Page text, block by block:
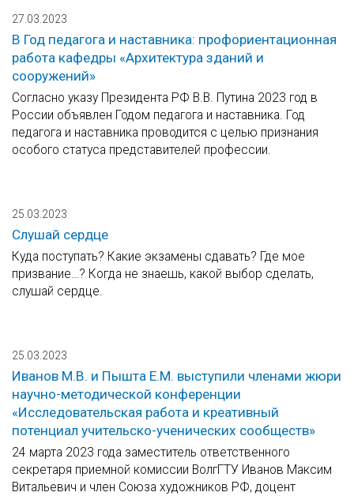
27.03.2023
В Год педагога и наставника: профориентационная
работа кафедры «Архитектура зданий и
сооружений»
Согласно указу Президента РФ В.В. Путина 2023 год в
России объявлен Годом педагога и наставника. Год
педагога и наставника проводится с целью признания
особого статуса представителей профессии.
25.03.2023
Слушай сердце
Куда поступать? Какие экзамены сдавать? Где мое
призвание…? Когда не знаешь, какой выбор сделать,
слушай сердце.
25.03.2023
Иванов М.В. и Пышта Е.М. выступили членами жюри
научно-методической конференции
«Исследовательская работа и креативный
потенциал учительско-ученических сообществ»
24 марта 2023 года заместитель ответственного
секретаря приемной комиссии ВолгГТУ Иванов Максим
Витальевич и член Союза художников РФ, доцент